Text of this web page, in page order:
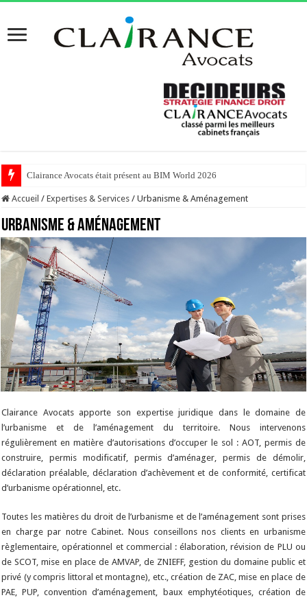
Clairance Avocats était présent au BIM World 2026
Clairance Avocats était présent au MIPIM 2026 !
Accueil / Expertises & Services / Urbanisme & Aménagement
Urbanisme & Aménagement
Clairance Avocats apporte son expertise juridique dans le domaine de
l’urbanisme et de l’aménagement du territoire. Nous intervenons
régulièrement en matière d’autorisations d’occuper le sol : AOT, permis de
construire, permis modificatif, permis d’aménager, permis de démolir,
déclaration préalable, déclaration d’achèvement et de conformité, certificat
d’urbanisme opérationnel, etc.
Toutes les matières du droit de l’urbanisme et de l’aménagement sont prises
en charge par notre Cabinet. Nous conseillons nos clients en urbanisme
règlementaire, opérationnel et commercial : élaboration, révision de PLU ou
de SCOT, mise en place de AMVAP, de ZNIEFF, gestion du domaine public et
privé (y compris littoral et montagne), etc., création de ZAC, mise en place de
PAE, PUP, convention d’aménagement, baux emphytéotiques, création de